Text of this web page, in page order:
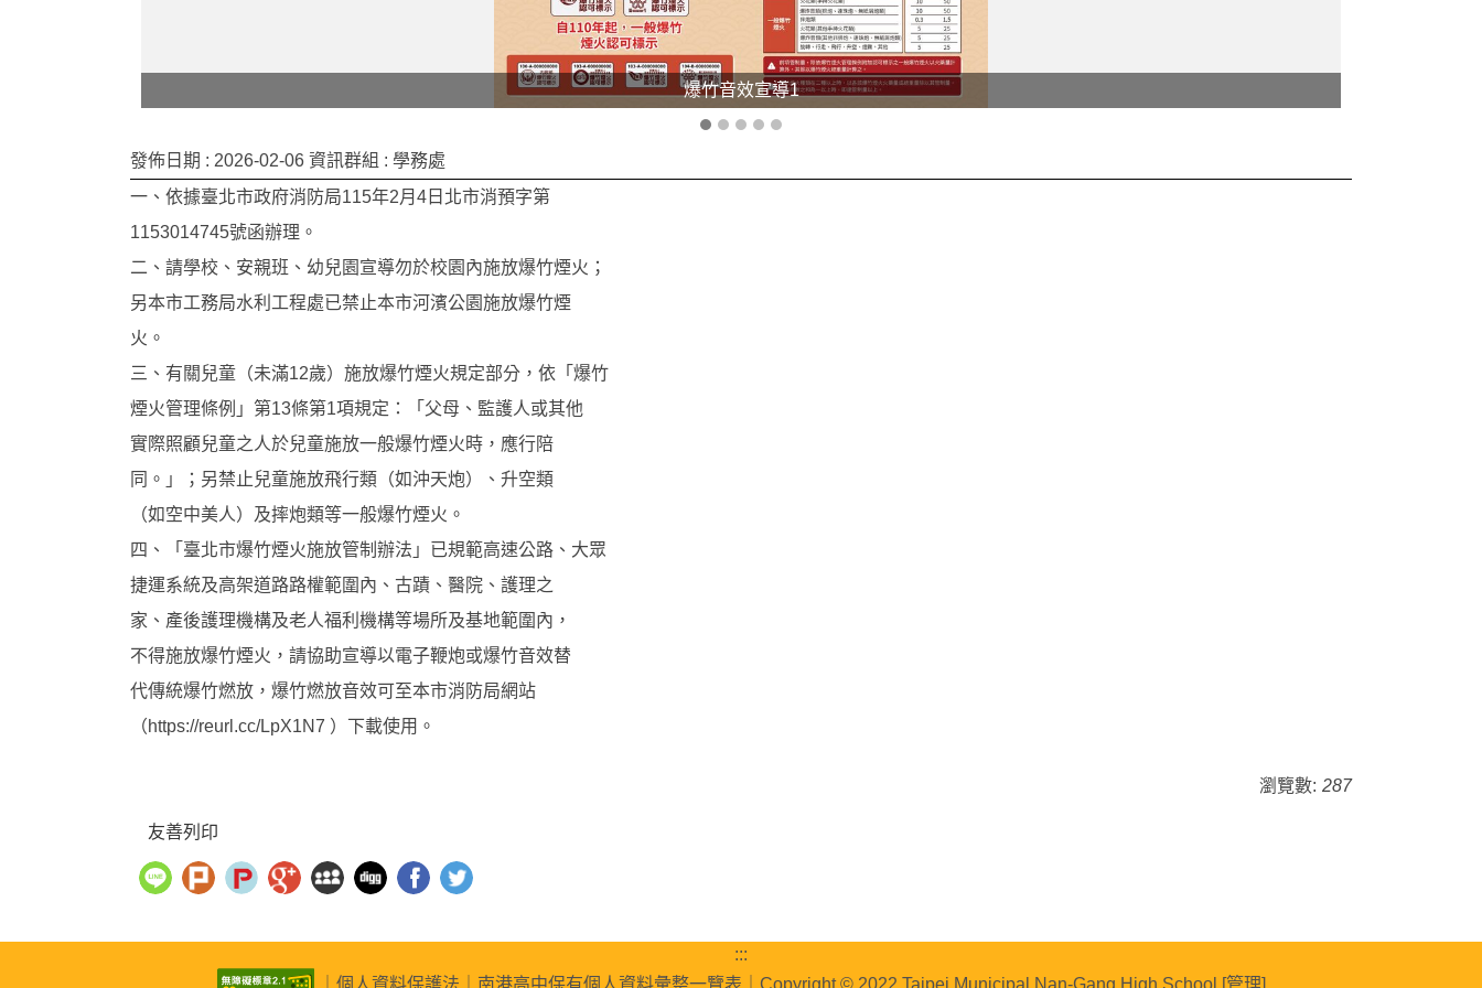
爆竹音效宣導1
發佈日期 : 2026-02-06 資訊群組 : 學務處
一、依據臺北市政府消防局115年2月4日北市消預字第
1153014745號函辦理。
二、請學校、安親班、幼兒園宣導勿於校園內施放爆竹煙火；
另本市工務局水利工程處已禁止本市河濱公園施放爆竹煙
火。
三、有關兒童（未滿12歲）施放爆竹煙火規定部分，依「爆竹
煙火管理條例」第13條第1項規定：「父母、監護人或其他
實際照顧兒童之人於兒童施放一般爆竹煙火時，應行陪
同。」；另禁止兒童施放飛行類（如沖天炮）、升空類
（如空中美人）及摔炮類等一般爆竹煙火。
四、「臺北市爆竹煙火施放管制辦法」已規範高速公路、大眾
捷運系統及高架道路路權範圍內、古蹟、醫院、護理之
家、產後護理機構及老人福利機構等場所及基地範圍內，
不得施放爆竹煙火，請協助宣導以電子鞭炮或爆竹音效替
代傳統爆竹燃放，爆竹燃放音效可至本市消防局網站
（https://reurl.cc/LpX1N7 ）下載使用。
瀏覽數: 287
友善列印
:::
個人資料保護法 南港高中保有個人資料彙整一覽表 ｜Copyright © 2022 Taipei Municipal Nan-Gang High School.[管理]